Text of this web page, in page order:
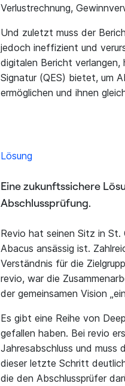
Verlustrechnung,
Und zuletzt muss der
jedoch ineffizient und
digitalen Bericht
Signatur (QES) bietet, um
ermöglichen und ihnen
Lösung
Eine zukunftssichere
Abschlussprüfung.
Revio hat seinen Sitz in
Abacus ansässig ist.
Verständnis für die
revio, war die
der gemeinsamen Vision
Es gibt eine Reihe von
gefallen haben. Bei revio
Jahresabschluss und
dieser letzte Schritt
die den Abschlussprüfer